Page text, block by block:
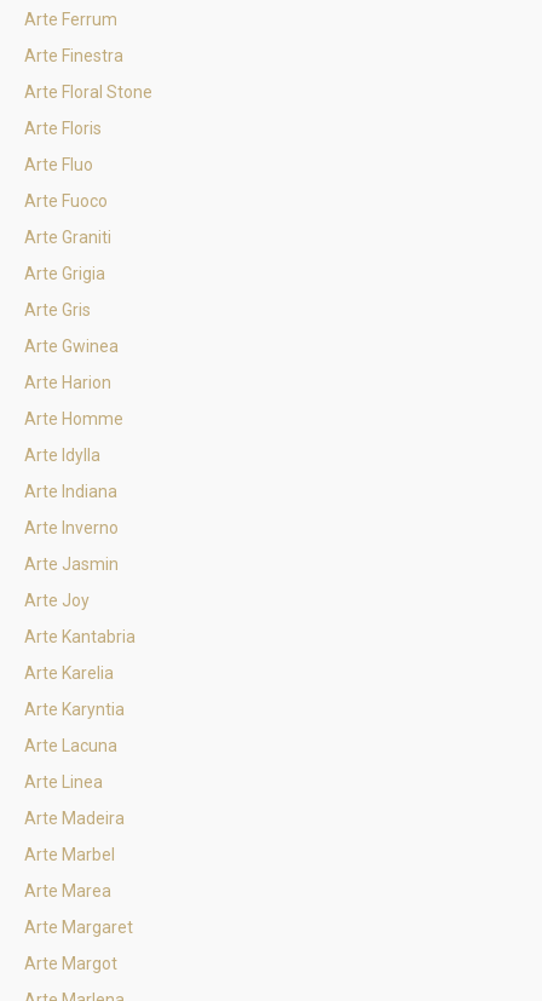
Arte Ferrum
Arte Finestra
Arte Floral Stone
Arte Floris
Arte Fluo
Arte Fuoco
Arte Graniti
Arte Grigia
Arte Gris
Arte Gwinea
Arte Harion
Arte Homme
Arte Idylla
Arte Indiana
Arte Inverno
Arte Jasmin
Arte Joy
Arte Kantabria
Arte Karelia
Arte Karyntia
Arte Lacuna
Arte Linea
Arte Madeira
Arte Marbel
Arte Marea
Arte Margaret
Arte Margot